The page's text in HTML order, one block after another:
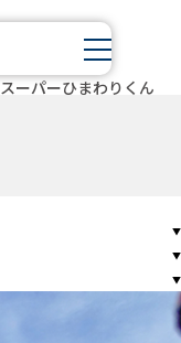
スーパーひまわりくん